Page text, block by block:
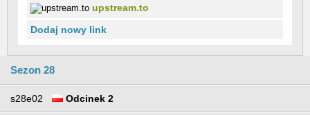
upstream.to
Dodaj nowy link
Sezon 28
s28e02 Odcinek 2